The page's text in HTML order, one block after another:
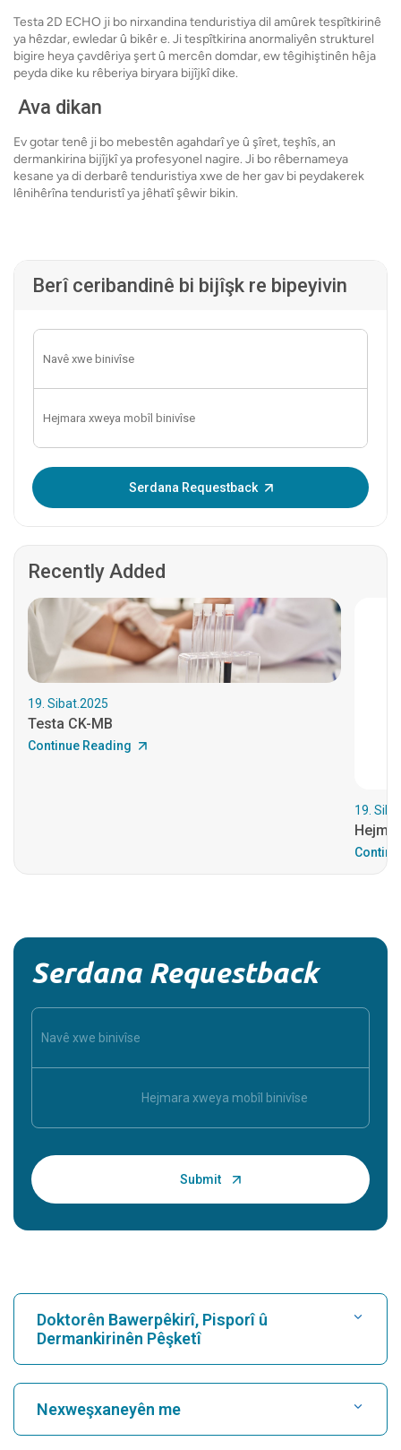
Testa 2D ECHO ji bo nirxandina tenduristiya dil amûrek tespîtkirinê
ya hêzdar, ewledar û bikêr e. Ji tespîtkirina anormaliyên strukturel
bigire heya çavdêriya şert û mercên domdar, ew têgihiştinên hêja
peyda dike ku rêberiya biryara bijîjkî dike.
Ava dikan
Ev gotar tenê ji bo mebestên agahdarî ye û şîret, teşhîs, an
dermankirina bijîjkî ya profesyonel nagire. Ji bo rêbernameya
kesane ya di derbarê tenduristiya xwe de her gav bi peydakerek
lênihêrîna tenduristî ya jêhatî şêwir bikin.
Berî ceribandinê bi bijîşk re bipeyivin
Serdana Requestback
Recently Added
19. Sibat.2025
Testa CK-MB
Continue Reading
19.
Serdana Requestback
Doktorên Bawerpêkirî, Pisporî û
Dermankirinên Pêşketî
Nexweşxaneyê bibînin
Nexweşxaneyên me